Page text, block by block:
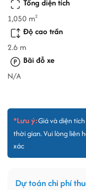
Tổng diện tích
1,050 m2
Độ cao trần
2.6 m
Bãi đỗ xe
N/A
*Lưu ý:Giá và diện
thời gian. Vui lòng liên
xác
Dự toán chi phí